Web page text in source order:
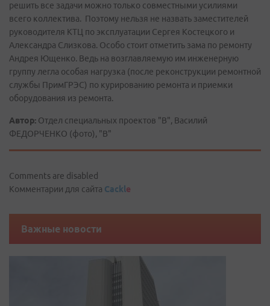
решить все задачи можно только совместными усилиями
всего коллектива. Поэтому нельзя не назвать заместителей
руководителя КТЦ по эксплуатации Сергея Костецкого и
Александра Слизкова. Особо стоит отметить зама по ремонту
Андрея Ющенко. Ведь на возглавляемую им инженерную
группу легла особая нагрузка (после реконструкции ремонтной
службы ПримГРЭС) по курированию ремонта и приемки
оборудования из ремонта.
Автор: Отдел специальных проектов "В", Василий
ФЕДОРЧЕНКО (фото), "В"
Comments are disabled
Комментарии для сайта Cackle
Важные новости